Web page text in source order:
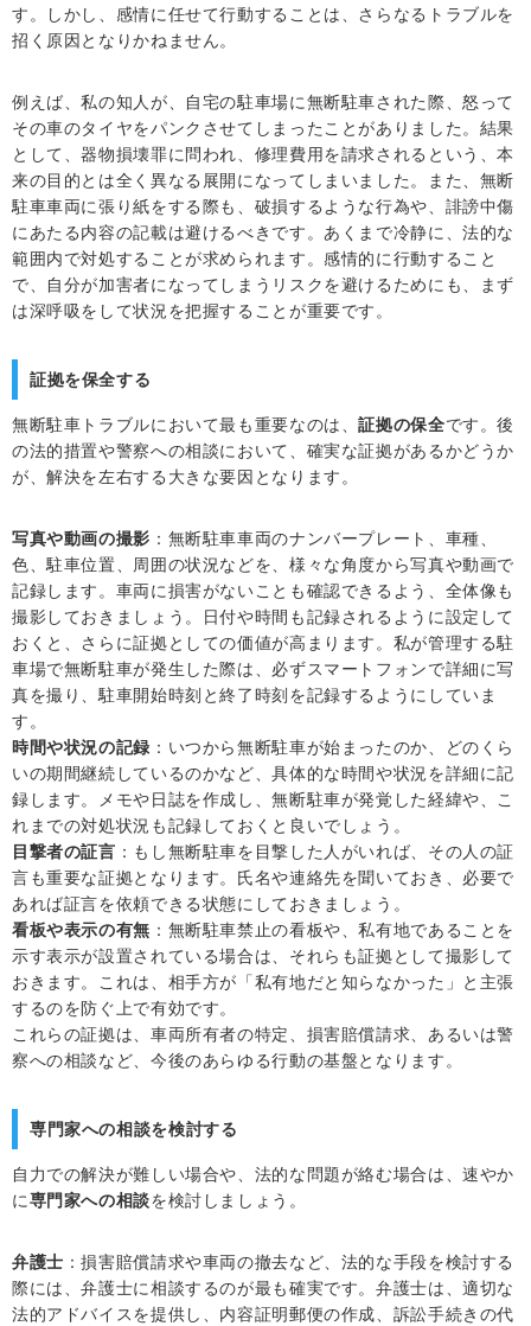
す。しかし、感情に任せて行動することは、さらなるトラブルを
招く原因となりかねません。
例えば、私の知人が、自宅の駐車場に無断駐車された際、怒って
その車のタイヤをパンクさせてしまったことがありました。結果
として、器物損壊罪に問われ、修理費用を請求されるという、本
来の目的とは全く異なる展開になってしまいました。また、無断
駐車車両に張り紙をする際も、破損するような行為や、誹謗中傷
にあたる内容の記載は避けるべきです。あくまで冷静に、法的な
範囲内で対処することが求められます。感情的に行動すること
で、自分が加害者になってしまうリスクを避けるためにも、まず
は深呼吸をして状況を把握することが重要です。
証拠を保全する
無断駐車トラブルにおいて最も重要なのは、証拠の保全です。後
の法的措置や警察への相談において、確実な証拠があるかどうか
が、解決を左右する大きな要因となります。
写真や動画の撮影 ：無断駐車車両のナンバープレート、車種、
色、駐車位置、周囲の状況などを、様々な角度から写真や動画で
記録します。車両に損害がないことも確認できるよう、全体像も
撮影しておきましょう。日付や時間も記録されるように設定して
おくと、さらに証拠としての価値が高まります。私が管理する駐
車場で無断駐車が発生した際は、必ずスマートフォンで詳細に写
真を撮り、駐車開始時刻と終了時刻を記録するようにしていま
す。
時間や状況の記録 ：いつから無断駐車が始まったのか、どのくら
いの期間継続しているのかなど、具体的な時間や状況を詳細に記
録します。メモや日誌を作成し、無断駐車が発覚した経緯や、こ
れまでの対処状況も記録しておくと良いでしょう。
目撃者の証言 ：もし無断駐車を目撃した人がいれば、その人の証
言も重要な証拠となります。氏名や連絡先を聞いておき、必要で
あれば証言を依頼できる状態にしておきましょう。
看板や表示の有無 ：無断駐車禁止の看板や、私有地であることを
示す表示が設置されている場合は、それらも証拠として撮影して
おきます。これは、相手方が「私有地だと知らなかった」と主張
するのを防ぐ上で有効です。
これらの証拠は、車両所有者の特定、損害賠償請求、あるいは警
察への相談など、今後のあらゆる行動の基盤となります。
専門家への相談を検討する
自力での解決が難しい場合や、法的な問題が絡む場合は、速やか
に専門家への相談を検討しましょう。
弁護士 ：損害賠償請求や車両の撤去など、法的な手段を検討する
際には、弁護士に相談するのが最も確実です。弁護士は、適切な
法的アドバイスを提供し、内容証明郵便の作成、訴訟手続きの代